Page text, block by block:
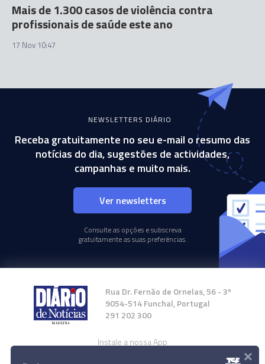
Mais de 1.300 casos de violência contra
profissionais de saúde este ano
17 Nov 10:47
NEWSLETTERS DIÁRIO
Receba gratuitamente no seu e-mail o resumo das
notícias do dia, sugestões de actividades,
campanhas e muito mais.
Ver newsletters
Consulte as opções e subscreva
gratuitamente as suas preferências.
Rua Dr. Fernão de Ornelas, 56 - 3º
9054-514 Funchal, Portugal
291 202 300
Instale a nossa App ×